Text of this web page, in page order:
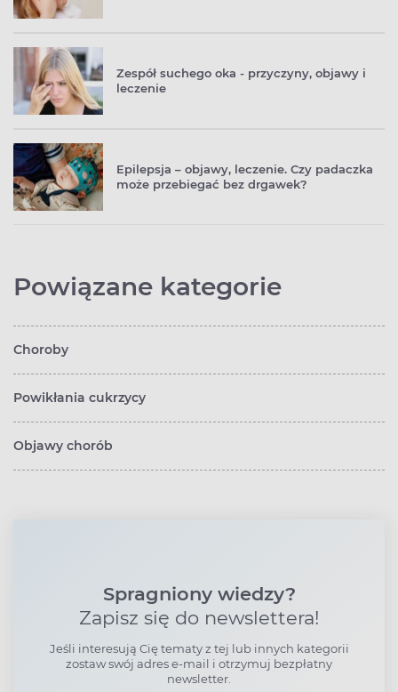
Zespół suchego oka - przyczyny, objawy i
leczenie
Epilepsja – objawy, leczenie. Czy padaczka
może przebiegać bez drgawek?
Powiązane kategorie
Choroby
Powikłania cukrzycy
Objawy chorób
Spragniony wiedzy?
Zapisz się do newslettera!
Jeśli interesują Cię tematy z tej lub innych kategorii
zostaw swój adres e-mail i otrzymuj bezpłatny
newsletter.